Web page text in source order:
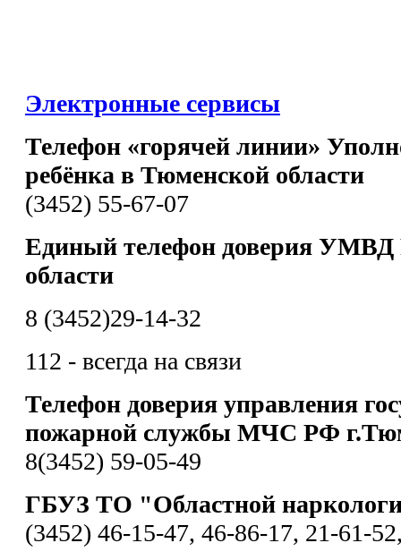
Электронные сервисы
Телефон «горячей линии»
ребёнка в Тюменской области
(3452) 55-67-07
Единый телефон доверия УМВД
области
8 (3452)29-14-32
112 - всегда на связи
Телефон доверия управления
пожарной службы МЧС РФ
8(3452) 59-05-49
ГБУЗ ТО "Областной
(3452) 46-15-47, 46-86-17, 21-61-